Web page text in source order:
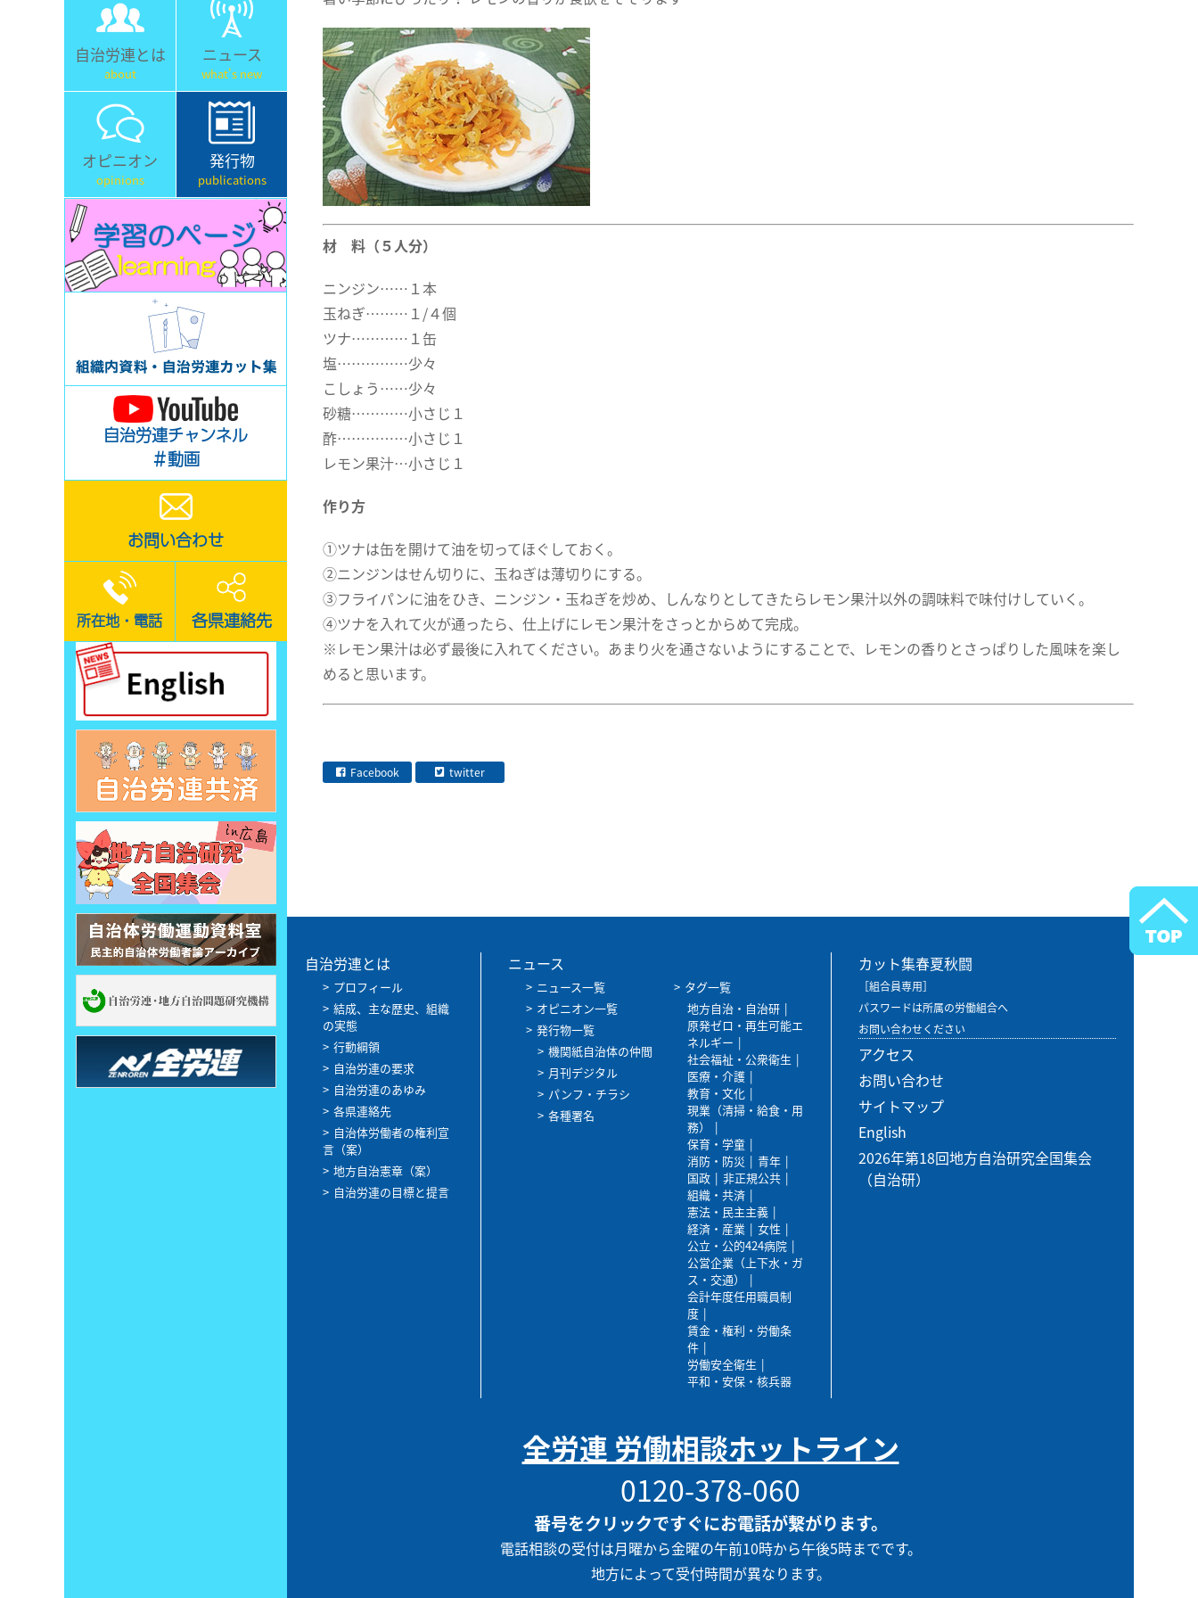
自治労連とは
about
ニュース
what's new
オピニオン
opinions
発行物
publications
自治労連チャンネル
＃動画
お問い合わせ
所在地・電話 各県連絡先
材 料（５人分）
ニンジン……１本
玉ねぎ………１/４個
ツナ…………１缶
塩……………少々
こしょう……少々
砂糖…………小さじ１
酢……………小さじ１
レモン果汁…小さじ１
作り方
①ツナは缶を開けて油を切ってほぐしておく。
②ニンジンはせん切りに、玉ねぎは薄切りにする。
③フライパンに油をひき、ニンジン・玉ねぎを炒め、しんなりとしてきたらレモン果汁以外の調味料で味付けしていく。
④ツナを入れて火が通ったら、仕上げにレモン果汁をさっとからめて完成。
※レモン果汁は必ず最後に入れてください。あまり火を通さないようにすることで、レモンの香りとさっぱりした風味を楽し
めると思います。
Facebook twitter
自治労連とは
プロフィール
結成、主な歴史、組織
の実態
行動綱領
自治労連の要求
自治労連のあゆみ
各県連絡先
自治体労働者の権利宣
言（案）
地方自治憲章（案）
自治労連の目標と提言
ニュース
ニュース一覧
オピニオン一覧
発行物一覧
機関紙自治体の仲間
月刊デジタル
パンフ・チラシ
各種署名
タグ一覧
地方自治・自治研
原発ゼロ・再生可能エ
ネルギー
社会福祉・公衆衛生
医療・介護
教育・文化
現業（清掃・給食・用
務）
保育・学童
消防・防災
青年
国政
非正規公共
組織・共済
憲法・民主主義
経済・産業
女性
公立・公的424病院
公営企業（上下水・ガ
ス・交通）
会計年度任用職員制
度
賃金・権利・労働条
件
労働安全衛生
平和・安保・核兵器
カット集春夏秋闘
［組合員専用］
パスワードは所属の労働組合へ
お問い合わせください
アクセス
お問い合わせ
サイトマップ
English
2026年第18回地方自治研究全国集会
（自治研）
全労連 労働相談ホットライン
0120-378-060
番号をクリックですぐにお電話が繋がります。
電話相談の受付は月曜から金曜の午前10時から午後5時までです。
地方によって受付時間が異なります。